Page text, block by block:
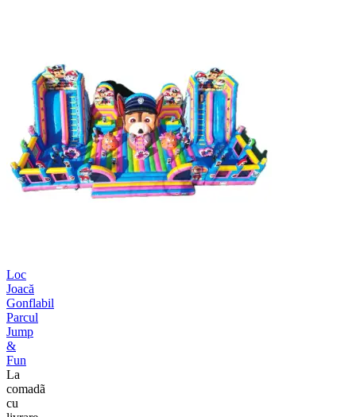
Loc
Joacă
Gonflabil
Parcul
Jump
&
Fun
La
comadã
cu